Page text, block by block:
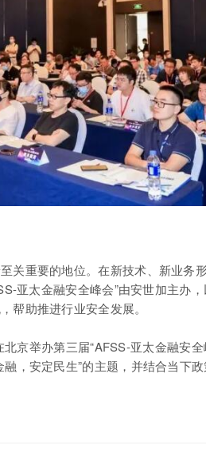
关重要的地位。在新技术、新业务
亚太金融安全峰会”由安世加主办
帮助推进行业安全发展。
京举办第三届“AFSS-亚太金融安
，安定民生”的主题，并结合当下政